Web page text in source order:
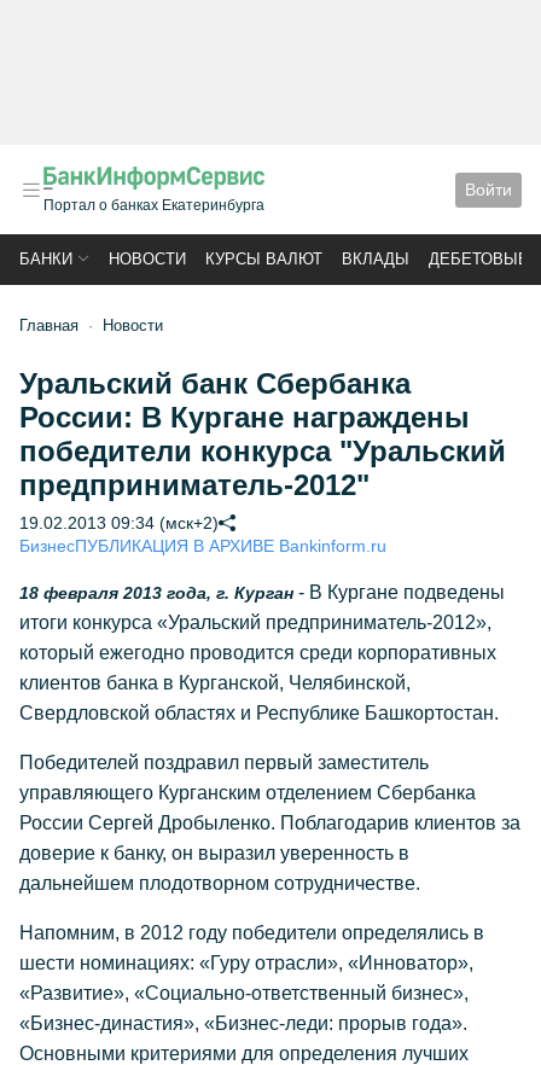
Портал о банках Екатеринбурга
Войти
БАНКИ НОВОСТИ КУРСЫ ВАЛЮТ ВКЛАДЫ ДЕБЕТОВЫЕ
Главная Новости
Уральский банк Сбербанка
России: В Кургане награждены
победители конкурса "Уральский
предприниматель-2012"
19.02.2013 09:34 (мск+2)
БизнесПУБЛИКАЦИЯ В АРХИВЕ Bankinform.ru
18 февраля 2013 года, г. Курган - В Кургане подведены
итоги конкурса «Уральский предприниматель-2012»,
который ежегодно проводится среди корпоративных
клиентов банка в Курганской, Челябинской,
Свердловской областях и Республике Башкортостан.
Победителей поздравил первый заместитель
управляющего Курганским отделением Сбербанка
России Сергей Дробыленко. Поблагодарив клиентов за
доверие к банку, он выразил уверенность в
дальнейшем плодотворном сотрудничестве.
Напомним, в 2012 году победители определялись в
шести номинациях: «Гуру отрасли», «Инноватор»,
«Развитие», «Социально-ответственный бизнес»,
«Бизнес-династия», «Бизнес-леди: прорыв года».
Основными критериями для определения лучших